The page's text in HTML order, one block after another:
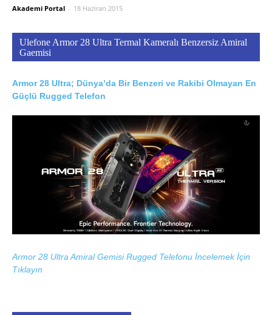
Akademi Portal - 18 Haziran 2015
Ulefone Armor 28 Ultra Termal Kameralı Benzersiz Amiral
Gaemisi
Armor 28 Ultra; Dünya’da Bir Benzeri ve Rakibi Olmayan En
Güçlü Rugged Telefon
Armor 28 Ultra Amiral Gemisi Rugged Telefonu İncelemek İçin
Tıklayın